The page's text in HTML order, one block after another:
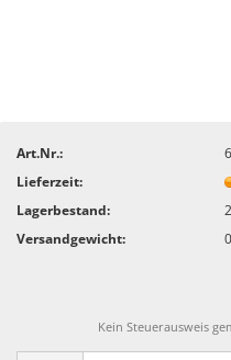
Art.Nr.:
Lieferzeit:
Lagerbestand:
Versandgewicht:
Kein Steuerausweis